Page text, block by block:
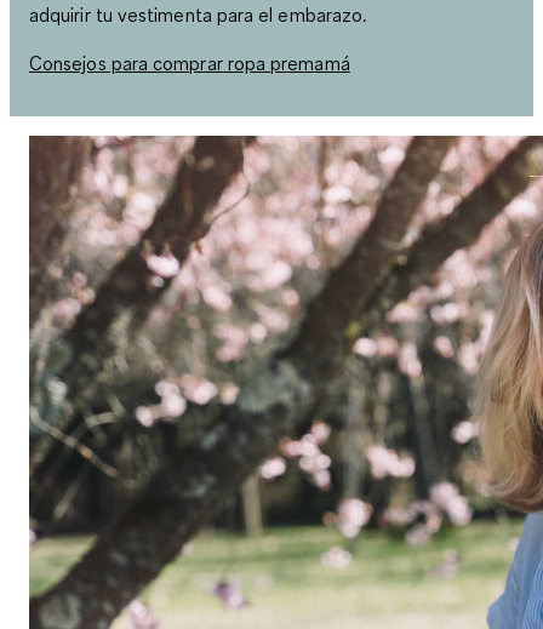
adquirir tu vestimenta para el embarazo.
Consejos para comprar ropa premamá